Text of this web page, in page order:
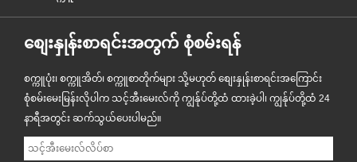
စျေးနှုန်းစာရင်းအတွက် စုံစမ်းရန်
စက္ကူပုံး၊ စက္ကူအိတ်၊ စက္ကူစာတိုက်များ သို့မဟုတ် စျေးနှုန်းစာရင်းအကြောင်း
စုံစမ်းမေးမြန်းလိုပါက သင့်အီးမေးလ်ကို ကျွန်ုပ်တို့ထံ ထားခဲ့ပါ၊ ကျွန်ုပ်တို့ထံ 24
နာရီအတွင်း ဆက်သွယ်ပေးပါမည်။